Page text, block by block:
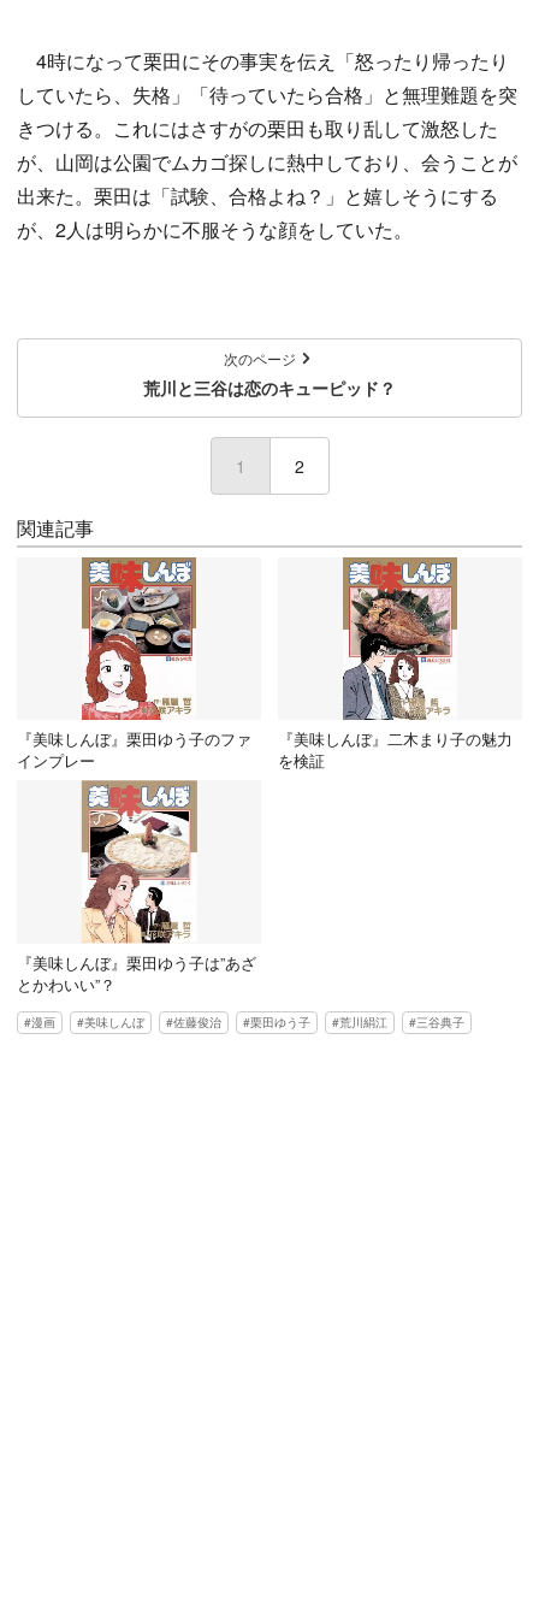
4時になって栗田にその事実を伝え「怒ったり帰ったり
していたら、失格」「待っていたら合格」と無理難題を突
きつける。これにはさすがの栗田も取り乱して激怒した
が、山岡は公園でムカゴ探しに熱中しており、会うことが
出来た。栗田は「試験、合格よね？」と嬉しそうにする
が、2人は明らかに不服そうな顔をしていた。
次のページ
荒川と三谷は恋のキューピッド？
1 (current)
2
関連記事
『美味しんぼ』栗田ゆう子のファ
インプレー
『美味しんぼ』二木まり子の魅力
を検証
『美味しんぼ』栗田ゆう子は”あざ
とかわいい”？
漫画 美味しんぼ 佐藤俊治 栗田ゆう子 荒川絹江 三谷典子